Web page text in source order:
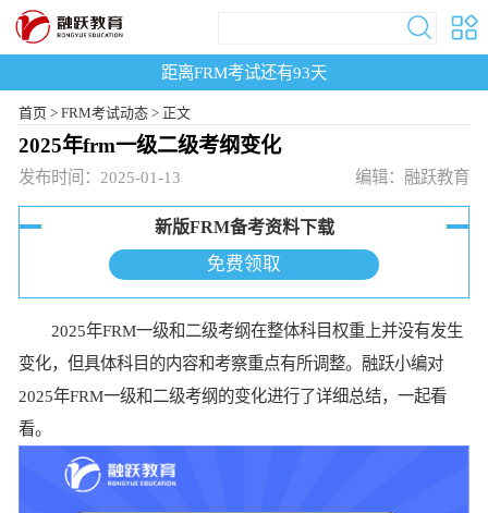
距离FRM考试还有93天
首页> FRM考试动态 > 正文
2025年frm一级二级考纲变化
发布时间：2025-01-13 编辑：融跃教育
新版FRM备考资料下载
免费领取
2025年FRM一级和二级考纲在整体科目权重上并没有发生
变化，但具体科目的内容和考察重点有所调整。融跃小编对
2025年FRM一级和二级考纲的变化进行了详细总结，一起看
看。